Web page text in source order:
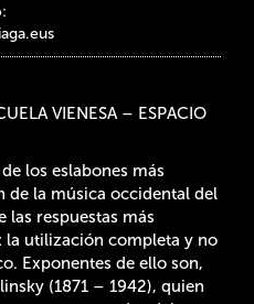
VIENESA – ESPACIO
los eslabones más
de la música occidental del
las respuestas más
la utilización completa y no
Exponentes de ello son,
(1871 – 1942), quien